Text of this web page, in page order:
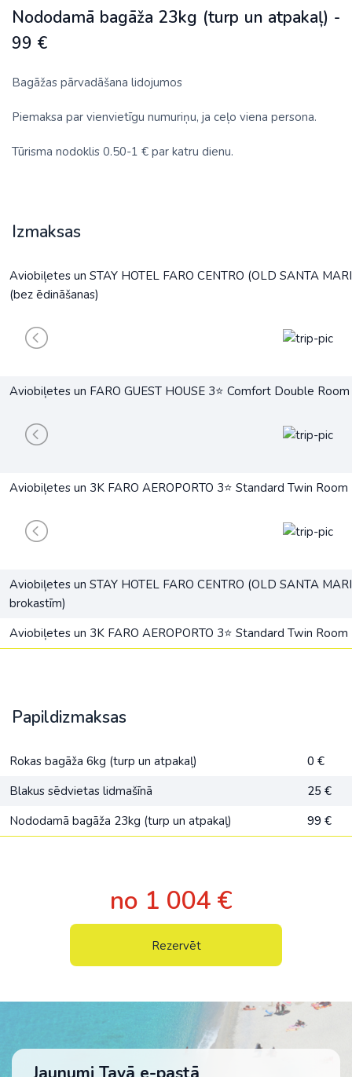
Nododamā bagāža 23kg (turp un atpakaļ) -
99 €
Bagāžas pārvadāšana lidojumos
Piemaksa par vienvietīgu numuriņu, ja ceļo viena persona.
Tūrisma nodoklis 0.50-1 € par katru dienu.
Izmaksas
Aviobiļetes un STAY HOTEL FARO CENTRO (OLD SANTA
(bez ēdināšanas)
Aviobiļetes un FARO GUEST HOUSE 3⭐ Comfort Double
Aviobiļetes un 3K FARO AEROPORTO 3⭐ Standard Twin
Aviobiļetes un STAY HOTEL FARO CENTRO (OLD SANTA
brokastīm)
Aviobiļetes un 3K FARO AEROPORTO 3⭐ Standard Twin
Papildizmaksas
Rokas bagāža 6kg (turp un atpakaļ)
0 €
Blakus sēdvietas lidmašīnā
25 €
Nododamā bagāža 23kg (turp un atpakaļ)
99 €
no 1 004 €
Rezervēt